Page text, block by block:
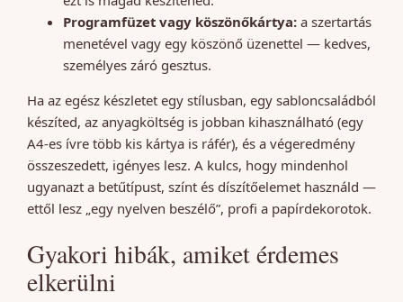
Programfüzet vagy köszönőkártya: a szertartás
menetével vagy egy köszönő üzenettel — kedves,
személyes záró gesztus.
Ha az egész készletet egy stílusban, egy sabloncsaládból
készíted, az anyagköltség is jobban kihasználható (egy
A4-es ívre több kis kártya is ráfér), és a végeredmény
összeszedett, igényes lesz. A kulcs, hogy mindenhol
ugyanazt a betűtípust, színt és díszítőelemet használd —
ettől lesz „egy nyelven beszélő”, profi a papírdekorotok.
Gyakori hibák, amiket érdemes
elkerülni